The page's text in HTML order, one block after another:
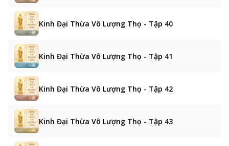
Kinh Đại Thừa Vô Lượng Thọ - Tập 40
Kinh Đại Thừa Vô Lượng Thọ - Tập 41
Kinh Đại Thừa Vô Lượng Thọ - Tập 42
Kinh Đại Thừa Vô Lượng Thọ - Tập 43